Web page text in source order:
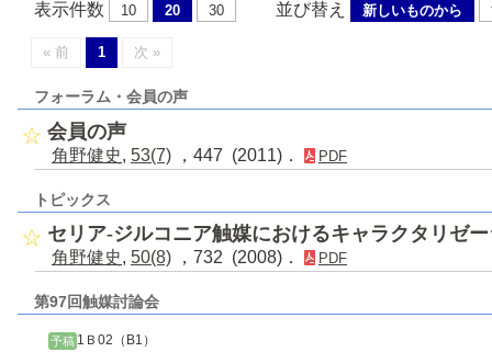
表示件数 10 20 30 並び替え 新しいものから
« 前 1 次 »
フォーラム・会員の声
会員の声
角野健史, 53(7) ，447 (2011)． PDF
トピックス
セリア-ジルコニア触媒におけるキャラクタリゼ
角野健史, 50(8) ，732 (2008)． PDF
第97回触媒討論会
予稿1Ｂ02（B1）